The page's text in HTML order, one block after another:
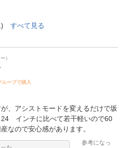
) すべて見る
）
ループで購入
、アシストモードを変えるだけで坂
24 インチに比べて若干軽いので60
なので安心感があります。
参考になっ